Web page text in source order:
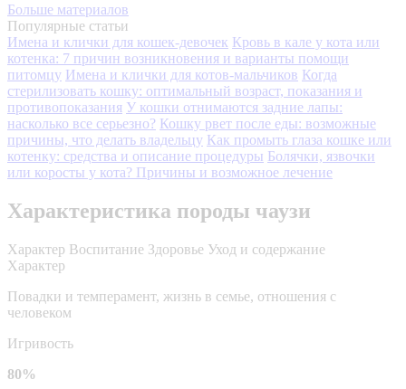
Больше материалов
Популярные статьи
Имена и клички для кошек-девочек Кровь в кале у кота или
котенка: 7 причин возникновения и варианты помощи
питомцу Имена и клички для котов-мальчиков Когда
стерилизовать кошку: оптимальный возраст, показания и
противопоказания У кошки отнимаются задние лапы:
насколько все серьезно? Кошку рвет после еды: возможные
причины, что делать владельцу Как промыть глаза кошке или
котенку: средства и описание процедуры Болячки, язвочки
или коросты у кота? Причины и возможное лечение
Характеристика породы чаузи
Характер Воспитание Здоровье Уход и содержание
Характер
Повадки и темперамент, жизнь в семье, отношения с
человеком
Игривость
80%